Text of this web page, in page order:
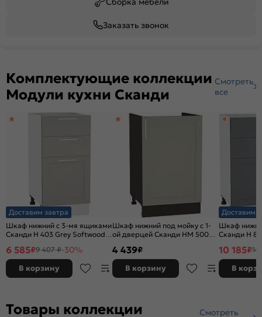
Заказать звонок
Комплектующие коллекции
Модули кухни Сканди
Смотреть
все
Доставим завтра
Шкаф нижний с 3-мя ящиками
Сканди Н 403 Grey Softwood-
6 585₽9 407 ₽-30%
В корзину
Шкаф нижний под мойку с 1-
ой дверцей Сканди НМ 500
4 439₽
В корзину
Доставим
Шкаф
Сканди Н
10 185₽14
В
Товары коллекции
Смотреть